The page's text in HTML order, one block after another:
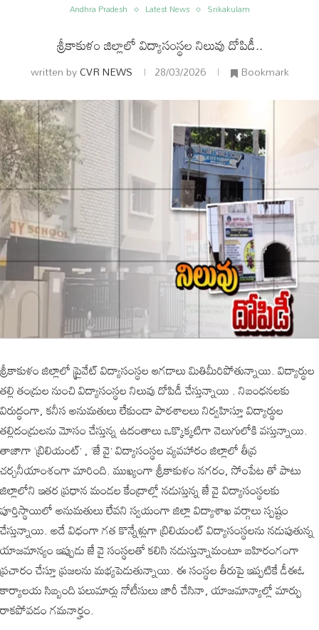
Andhra Pradesh Latest News Srikakulam
శ్రీకాకుళం జిల్లాలో విద్యాసంస్థల నిలువు దోపిడీ..
written byCVR NEWS 28/03/2026 Bookmark
​శ్రీకాకుళం జిల్లాలో ప్రైవేట్ విద్యాసంస్థల ఆగడాలు మితిమీరిపోతున్నాయి. విద్యార్థుల
తల్లి తండ్రుల నుంచి విద్యాసంస్థల నిలువు దోపిడీ చేస్తున్నాయి . నిబంధనలకు
విరుద్ధంగా, కనీస అనుమతులు లేకుండా పాఠశాలలు నిర్వహిస్తూ విద్యార్థుల
తల్లిదండ్రులను మోసం చేస్తున్న ఉదంతాలు ఒక్కొక్కటిగా వెలుగులోకి వస్తున్నాయి.
తాజాగా ‘బ్రిలియంట్’ , ‘జే వై’ విద్యాసంస్థల వ్యవహారం జిల్లాలో తీవ్ర
చర్చనీయాంశంగా మారింది. ముఖ్యంగా ​శ్రీకాకుళం నగరం, సోంపేట తో పాటు
జిల్లాలోని ఇతర ప్రధాన మండల కేంద్రాల్లో నడుస్తున్న జే వై విద్యాసంస్థలకు
పూర్తిస్థాయిలో అనుమతులు లేవని స్వయంగా జిల్లా విద్యాశాఖ వర్గాలు స్పష్టం
చేస్తున్నాయి. అదే విధంగా గత కొన్నేళ్లుగా బ్రిలియంట్ విద్యాసంస్థలను నడుపుతున్న
యాజమాన్యం ఇప్పుడు జే వై సంస్థలతో కలిసి నడుస్తున్నామంటూ బహిరంగంగా
ప్రచారం చేస్తూ ప్రజలను మభ్యపెడుతున్నాయి. ఈ సంస్థల తీరుపై ఇప్పటికే డీఈఓ
కార్యాలయ సిబ్బంది పలుమార్లు నోటీసులు జారీ చేసినా, యాజమాన్యాల్లో మార్పు
రాకపోవడం గమనార్హం.
అంతర్జాతీయం